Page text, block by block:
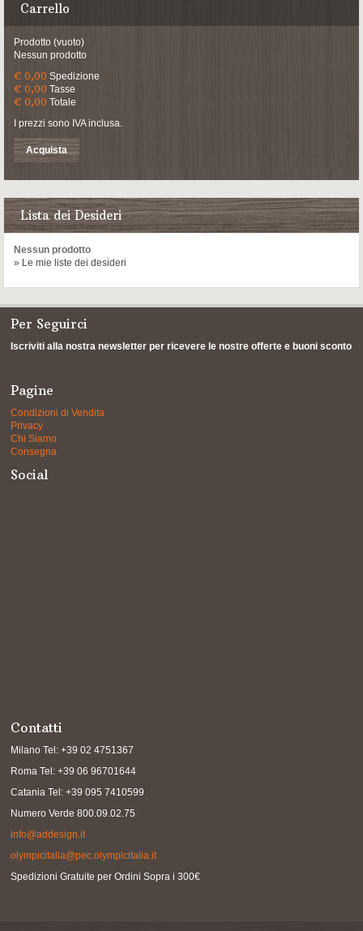
Carrello
Prodotto (vuoto)
Nessun prodotto
€ 0,00 Spedizione
€ 0,00 Tasse
€ 0,00 Totale
I prezzi sono IVA inclusa.
Acquista
Lista dei Desideri
Nessun prodotto
» Le mie liste dei desideri
Per Seguirci
Iscriviti alla nostra newsletter per ricevere le nostre offerte e buoni sconto
Pagine
Condizioni di Vendita
Privacy
Chi Siamo
Consegna
Social
Contatti
Milano Tel: +39 02 4751367
Roma Tel: +39 06 96701644
Catania Tel: +39 095 7410599
Numero Verde 800.09.02.75
info@addesign.it
olympicitalia@pec.olympicitalia.it
Spedizioni Gratuite per Ordini Sopra i 300€